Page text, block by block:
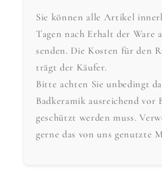
Sie können alle Artikel
Tagen nach Erhalt der Ware
senden. Die Kosten für den
trägt der Käufer.
Bitte achten Sie unbedingt
Badkeramik ausreichend vor
geschützt werden muss.
gerne das von uns genutzte